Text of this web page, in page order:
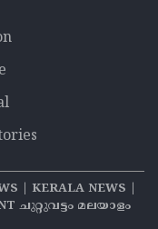
| KERALA NEWS |
ചുറ്റുവട്ടം മലയാളം